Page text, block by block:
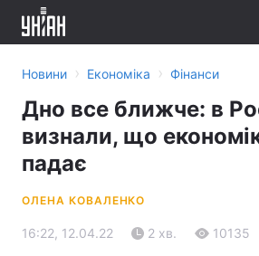
Новини › Економіка › Фінанси
Дно все ближче: в
визнали, що
падає
ОЛЕНА КОВАЛЕНКО
16:22, 12.04.22 2 хв. 10135